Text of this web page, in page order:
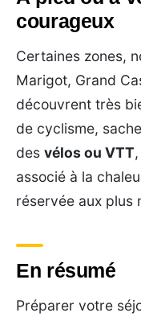
courageux
Certaines zones,
Marigot, Grand
découvrent très
de cyclisme,
des vélos ou VTT
associé à la
réservée aux plus
En résumé
Préparer votre